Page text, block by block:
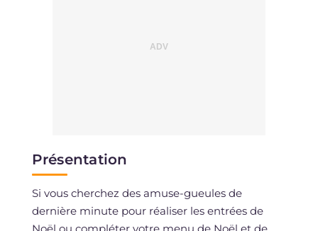
Présentation
Si vous cherchez des amuse-gueules de
dernière minute pour réaliser les entrées de
Noël ou compléter votre menu de Noël et de